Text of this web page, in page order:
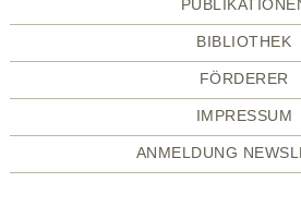
BIBLIOTHEK
FÖRDERER
IMPRESSUM
ANMELDUNG